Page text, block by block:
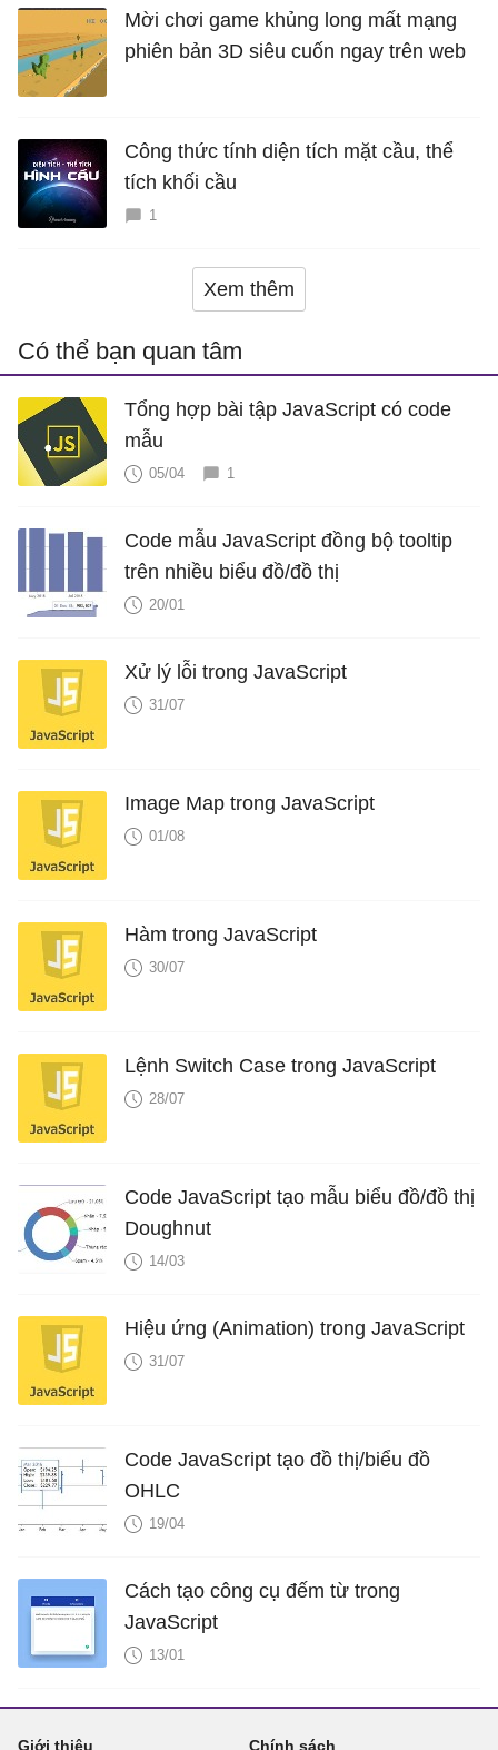
Mời chơi game khủng long mất mạng
phiên bản 3D siêu cuốn ngay trên web
Công thức tính diện tích mặt cầu, thể
tích khối cầu
1
Xem thêm
Có thể bạn quan tâm
Tổng hợp bài tập JavaScript có code
mẫu
05/04 1
Code mẫu JavaScript đồng bộ tooltip
trên nhiều biểu đồ/đồ thị
20/01
Xử lý lỗi trong JavaScript
31/07
Image Map trong JavaScript
01/08
Hàm trong JavaScript
30/07
Lệnh Switch Case trong JavaScript
28/07
Code JavaScript tạo mẫu biểu đồ/đồ thị
Doughnut
14/03
Hiệu ứng (Animation) trong JavaScript
31/07
Code JavaScript tạo đồ thị/biểu đồ
OHLC
19/04
Cách tạo công cụ đếm từ trong
JavaScript
13/01
Giới thiệu Chính sách